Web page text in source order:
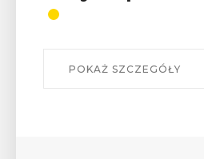
odznaki na
W środę 12 sierpnia o godz.